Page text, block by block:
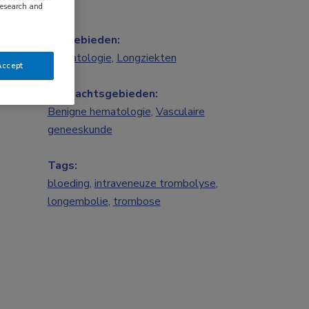
Vakgebieden:
Hematologie, Longziekten
Aandachtsgebieden:
Benigne hematologie, Vasculaire
geneeskunde
Tags:
bloeding, intraveneuze trombolyse,
longembolie, trombose
and